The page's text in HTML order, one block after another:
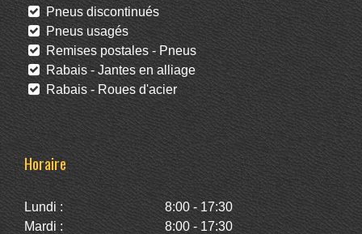
Pneus discontinués
Pneus usagés
Remises postales - Pneus
Rabais - Jantes en alliage
Rabais - Roues d'acier
Horaire
Lundi :
8:00 - 17:30
Mardi :
8:00 - 17:30